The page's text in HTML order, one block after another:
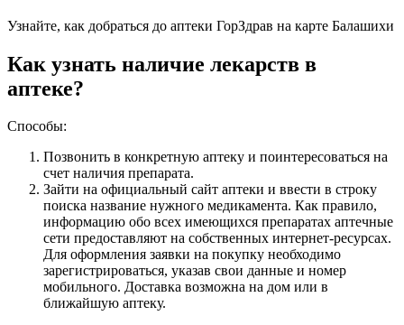
Узнайте, как добраться до аптеки ГорЗдрав на карте Балашихи
Как узнать наличие лекарств в
аптеке?
Способы:
Позвонить в конкретную аптеку и поинтересоваться на
счет наличия препарата.
Зайти на официальный сайт аптеки и ввести в строку
поиска название нужного медикамента. Как правило,
информацию обо всех имеющихся препаратах аптечные
сети предоставляют на собственных интернет-ресурсах.
Для оформления заявки на покупку необходимо
зарегистрироваться, указав свои данные и номер
мобильного. Доставка возможна на дом или в
ближайшую аптеку.